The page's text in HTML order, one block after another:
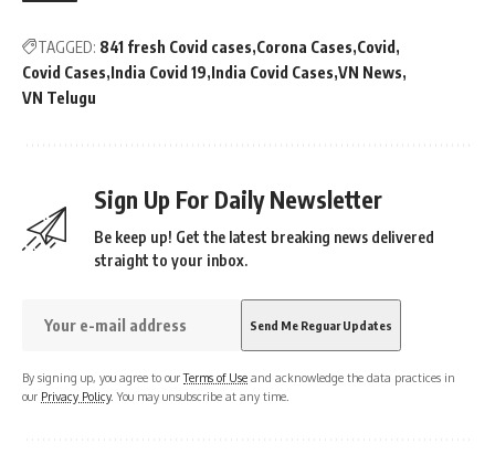
TAGGED: 841 fresh Covid cases Corona Cases Covid
Covid Cases India Covid 19 India Covid Cases VN News
VN Telugu
Sign Up For Daily Newsletter
Be keep up! Get the latest breaking news delivered
straight to your inbox.
By signing up, you agree to ourTerms of Use and acknowledge the data practices in
our Privacy Policy. You may unsubscribe at any time.